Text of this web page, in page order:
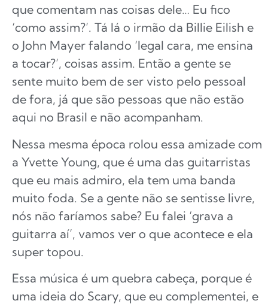
que comentam nas coisas dele… Eu fico
‘como assim?’. Tá lá o irmão da Billie Eilish e
o John Mayer falando ‘legal cara, me ensina
a tocar?’, coisas assim. Então a gente se
sente muito bem de ser visto pelo pessoal
de fora, já que são pessoas que não estão
aqui no Brasil e não acompanham.
Nessa mesma época rolou essa amizade com
a Yvette Young, que é uma das guitarristas
que eu mais admiro, ela tem uma banda
muito foda. Se a gente não se sentisse livre,
nós não faríamos sabe? Eu falei ‘grava a
guitarra aí’, vamos ver o que acontece e ela
super topou.
Essa música é um quebra cabeça, porque é
uma ideia do Scary, que eu complementei, e